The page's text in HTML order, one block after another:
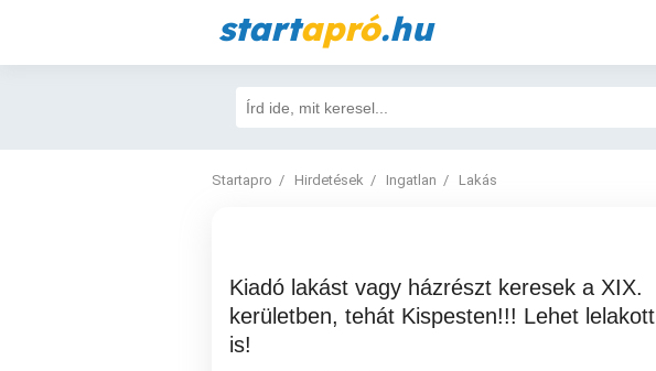
startapró.hu
Startapro Hirdetések Ingatlan Lakás
Kiadó lakást vagy házrészt keresek a XIX.
kerületben, tehát Kispesten!!! Lehet lelakott
is!